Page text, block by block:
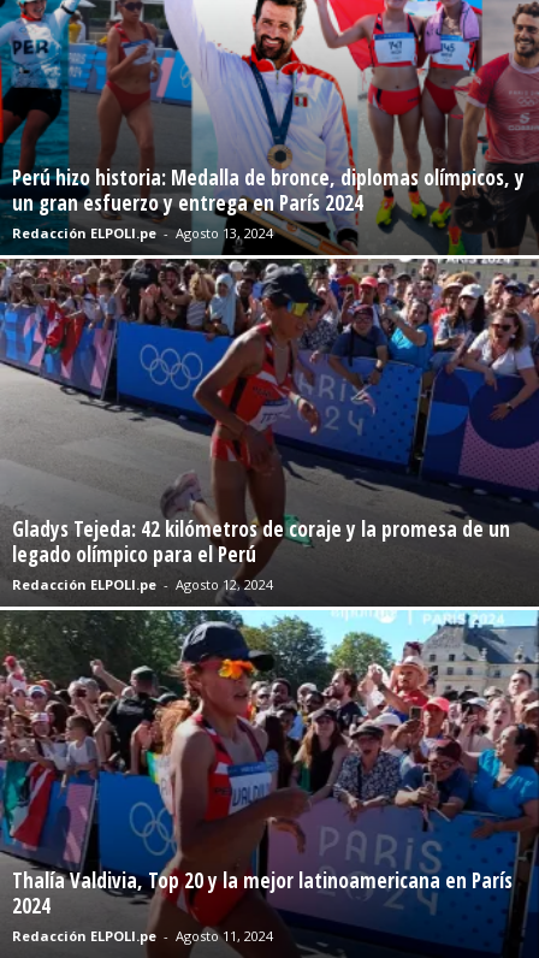
Perú hizo historia: Medalla de bronce, diplomas olímpicos, y
un gran esfuerzo y entrega en París 2024
Redacción ELPOLI.pe - Agosto 13, 2024
Gladys Tejeda: 42 kilómetros de coraje y la promesa de un
legado olímpico para el Perú
Redacción ELPOLI.pe - Agosto 12, 2024
Thalía Valdivia, Top 20 y la mejor latinoamericana en París
2024
Redacción ELPOLI.pe - Agosto 11, 2024